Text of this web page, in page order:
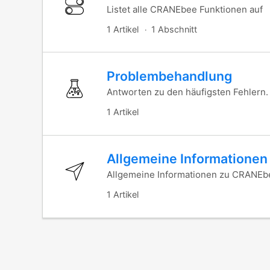
Listet alle CRANEbee Funktionen auf
1 Artikel 1 Abschnitt
Problembehandlung
Antworten zu den häufigsten Fehlern.
1 Artikel
Allgemeine Informationen
Allgemeine Informationen zu
1 Artikel